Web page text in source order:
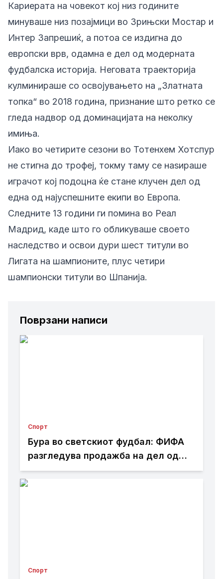
Кариерата на човекот кој низ годините
минуваше низ позајмици во Зрињски Мостар и
Интер Запрешиќ, а потоа се издигна до
европски врв, одамна е дел од модерната
фудбалска историја. Неговата траекторија
кулминираше со освојувањето на „Златната
топка“ во 2018 година, признание што ретко се
гледа надвор од доминацијата на неколку
имиња.
Иако во четирите сезони во Тотенхем Хотспур
не стигна до трофеј, токму таму се наѕираше
играчот кој подоцна ќе стане клучен дел од
една од најуспешните екипи во Европа.
Следните 13 години ги помина во Реал
Мадрид, каде што го обликуваше своето
наследство и освои дури шест титули во
Лигата на шампионите, плус четири
шампионски титули во Шпанија.
Поврзани написи
Спорт
Бура во светскиот фудбал: ФИФА
разгледува продажба на дел од
Мундијалот?
Спорт